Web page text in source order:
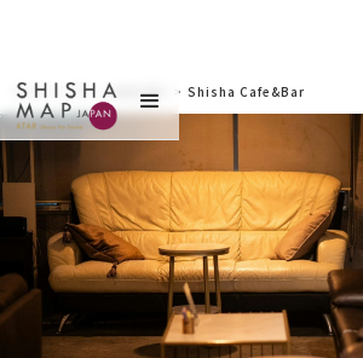
サイトトップ > お店を探す > Shisha Cafe&Bar
Roost 神田店（シーシ
ーストカンダテン）